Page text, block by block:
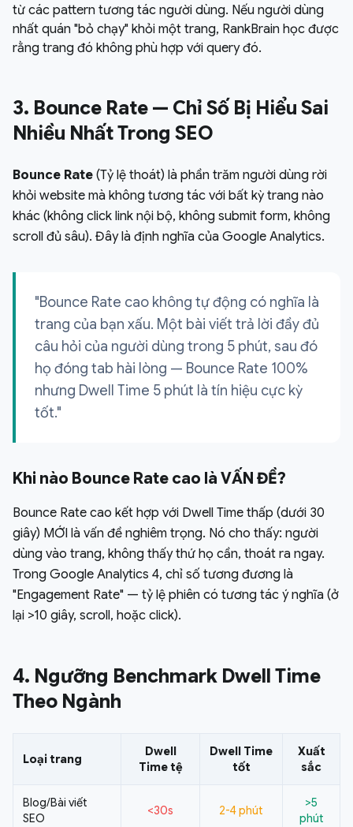
từ các pattern tương tác người dùng. Nếu người dùng
nhất quán "bỏ chạy" khỏi một trang, RankBrain học được
rằng trang đó không phù hợp với query đó.
3. Bounce Rate — Chỉ Số Bị Hiểu Sai
Nhiều Nhất Trong SEO
Bounce Rate (Tỷ lệ thoát) là phần trăm người dùng rời
khỏi website mà không tương tác với bất kỳ trang nào
khác (không click link nội bộ, không submit form, không
scroll đủ sâu). Đây là định nghĩa của Google Analytics.
"Bounce Rate cao không tự động có nghĩa là
trang của bạn xấu. Một bài viết trả lời đầy đủ
câu hỏi của người dùng trong 5 phút, sau đó
họ đóng tab hài lòng — Bounce Rate 100%
nhưng Dwell Time 5 phút là tín hiệu cực kỳ
tốt."
Khi nào Bounce Rate cao là VẤN ĐỀ?
Bounce Rate cao kết hợp với Dwell Time thấp (dưới 30
giây) MỚI là vấn đề nghiêm trọng. Nó cho thấy: người
dùng vào trang, không thấy thứ họ cần, thoát ra ngay.
Trong Google Analytics 4, chỉ số tương đương là
"Engagement Rate" — tỷ lệ phiên có tương tác ý nghĩa (ở
lại >10 giây, scroll, hoặc click).
4. Ngưỡng Benchmark Dwell Time
Theo Ngành
Loại trang
Dwell
Time tệ
Dwell Time
tốt
Xuất
sắc
Blog/Bài viết
SEO
<30s 2-4 phút
>5
phút